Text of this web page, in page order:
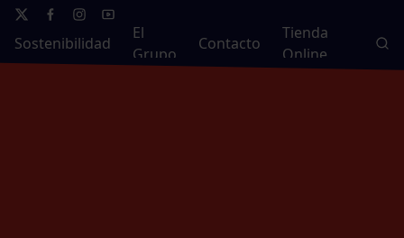
Sostenibilidad
El
Grupo
Contacto
Tienda
Online